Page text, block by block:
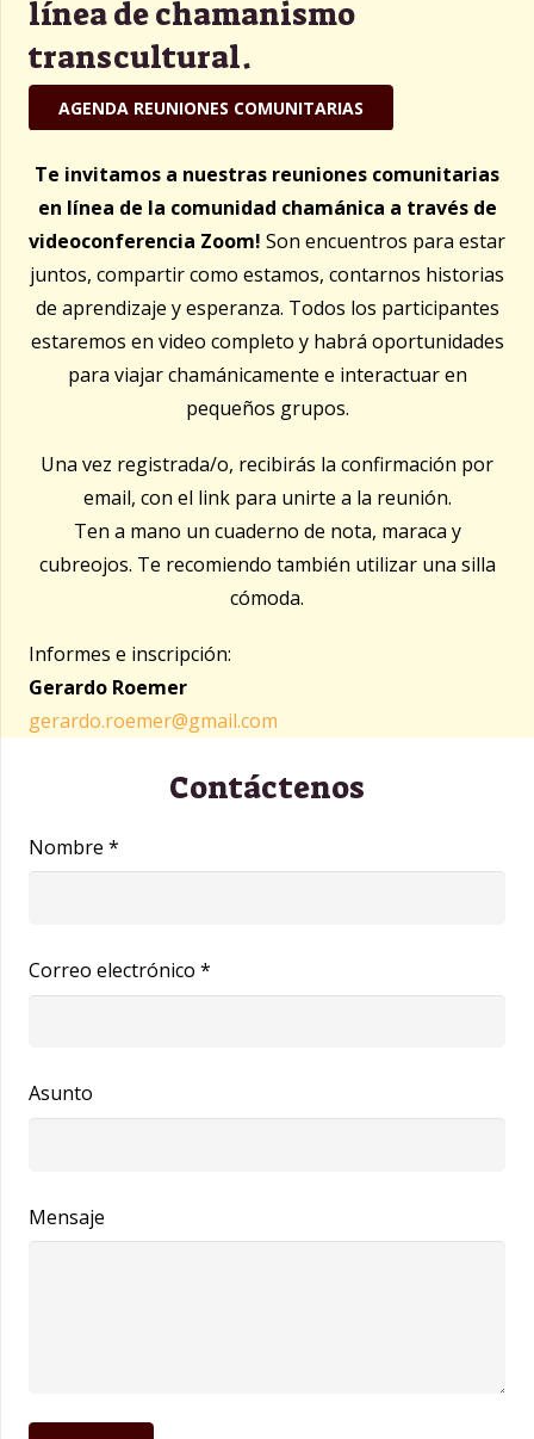
línea de chamanismo
transcultural.
AGENDA REUNIONES COMUNITARIAS
Te invitamos a nuestras reuniones comunitarias
en línea de la comunidad chamánica a través de
videoconferencia Zoom! Son encuentros para estar
juntos, compartir como estamos, contarnos historias
de aprendizaje y esperanza. Todos los participantes
estaremos en video completo y habrá oportunidades
para viajar chamánicamente e interactuar en
pequeños grupos.
Una vez registrada/o, recibirás la confirmación por
email, con el link para unirte a la reunión.
Ten a mano un cuaderno de nota, maraca y
cubreojos. Te recomiendo también utilizar una silla
cómoda.
Informes e inscripción:
Gerardo Roemer
gerardo.roemer@gmail.com
Contáctenos
Nombre *
Correo electrónico *
Asunto
Mensaje